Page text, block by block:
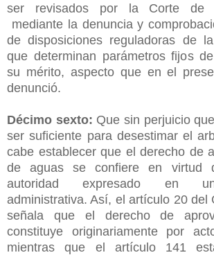
ser revisados por la Corte de
mediante la denuncia y
de disposiciones reguladoras de
que determinan parámetros fijos
su mérito, aspecto que en el
denunció.
Décimo sexto: Que sin perjuicio
ser suficiente para desestimar el
cabe establecer que el derecho de
de aguas se confiere en virtud
autoridad expresado en
administrativa. Así, el artículo 20 del
señala que el derecho de
constituye originariamente por
mientras que el artículo 141